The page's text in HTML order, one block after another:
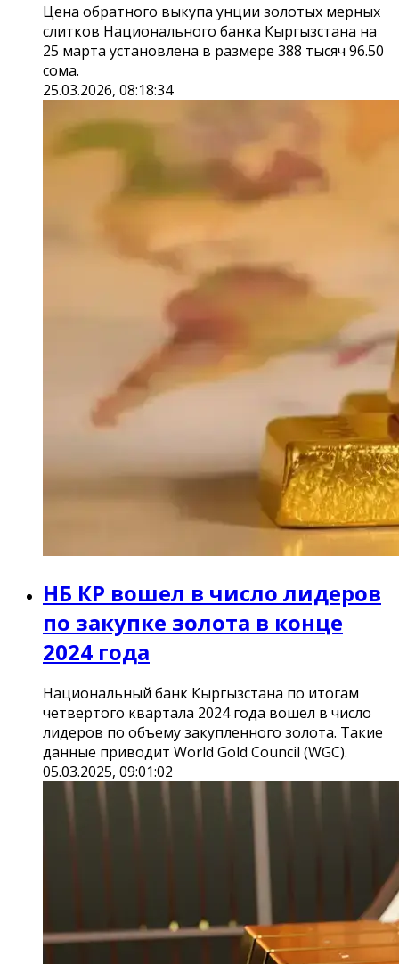
Цена обратного выкупа унции золотых мерных
слитков Национального банка Кыргызстана на
25 марта установлена в размере 388 тысяч 96.50
сома.
25.03.2026, 08:18:34
НБ КР вошел в число лидеров
по закупке золота в конце
2024 года
Национальный банк Кыргызстана по итогам
четвертого квартала 2024 года вошел в число
лидеров по объему закупленного золота. Такие
данные приводит World Gold Council (WGC).
05.03.2025, 09:01:02